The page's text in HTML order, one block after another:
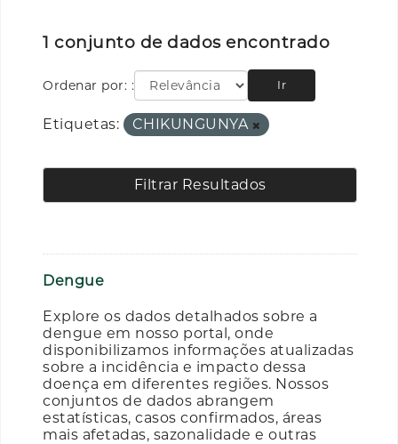
1 conjunto de dados encontrado
Ordenar por: Ir
Etiquetas: CHIKUNGUNYA
Filtrar Resultados
Dengue
Explore os dados detalhados sobre a
dengue em nosso portal, onde
disponibilizamos informações atualizadas
sobre a incidência e impacto dessa
doença em diferentes regiões. Nossos
conjuntos de dados abrangem
estatísticas, casos confirmados, áreas
mais afetadas, sazonalidade e outras